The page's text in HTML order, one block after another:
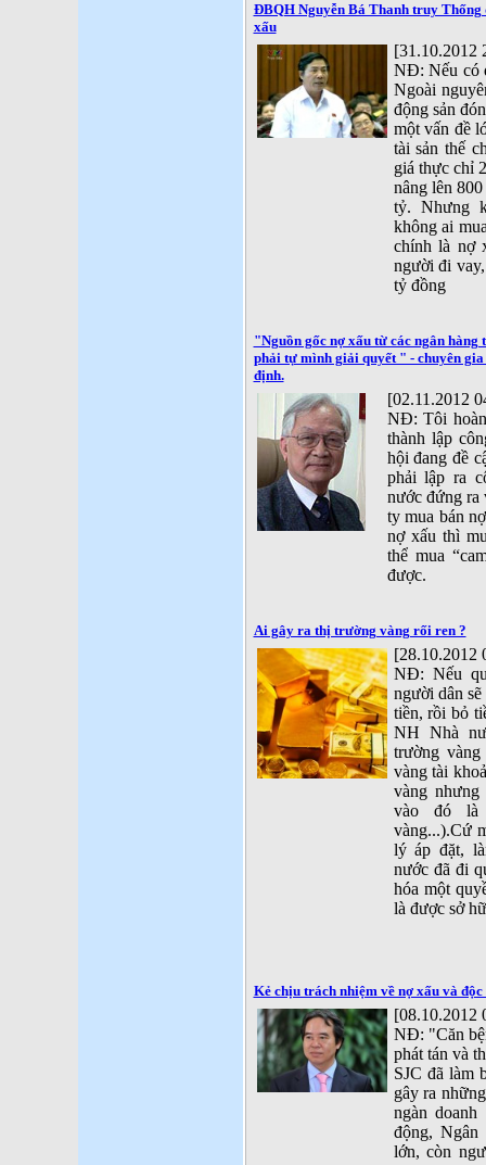
ĐBQH Nguyễn Bá Thanh truy Thống
xấu
[31.10.2012
NĐ: Nếu có
Ngoài
động sản
một vấn đề
tài sản thế
giá thực chỉ
nâng lên
tỷ. Nhưng
không ai
chính là nợ
người đi
tỷ đồng
"Nguồn gốc nợ xấu từ các ngân
phải tự mình giải quyết " - chuyên
định.
[02.11.2012
NĐ: Tôi
thành lập
hội đang đề
phải lập ra
nước đứng ra
ty mua bán
nợ xấu thì
thể mua
được.
Ai gây ra thị trường vàng rối ren ?
[28.10.2012
NĐ: Nếu
người dân
tiền, rồi bỏ
NH Nhà
trường
vàng tài
vàng
vào đó là
vàng...).Cứ
lý áp đặt,
nước đã đi
hóa một
là được sở
Kẻ chịu trách nhiệm về nợ xấu và
[08.10.2012
NĐ: "Căn
phát tán và
SJC đã làm
gây ra
ngàn
động, Ngân
lớn, còn